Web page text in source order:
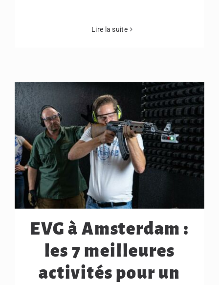
Lire la suite
EVG à Amsterdam :
les 7 meilleures
activités pour un